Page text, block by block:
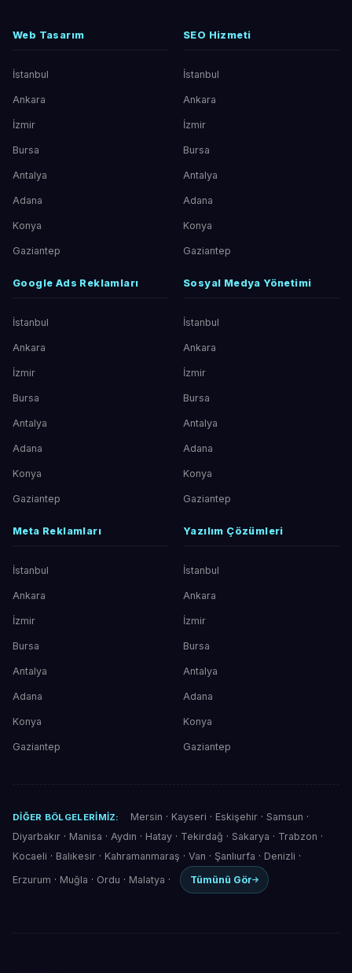
Web Tasarım
İstanbul
Ankara
İzmir
Bursa
Antalya
Adana
Konya
Gaziantep
SEO Hizmeti
İstanbul
Ankara
İzmir
Bursa
Antalya
Adana
Konya
Gaziantep
Google Ads Reklamları
İstanbul
Ankara
İzmir
Bursa
Antalya
Adana
Konya
Gaziantep
Sosyal Medya Yönetimi
İstanbul
Ankara
İzmir
Bursa
Antalya
Adana
Konya
Gaziantep
Meta Reklamları
İstanbul
Ankara
İzmir
Bursa
Antalya
Adana
Konya
Gaziantep
Yazılım Çözümleri
İstanbul
Ankara
İzmir
Bursa
Antalya
Adana
Konya
Gaziantep
DIĞER BÖLGELERIMIZ: Mersin · Kayseri · Eskişehir· Samsun ·
Diyarbakır · Manisa · Aydın · Hatay · Tekirdağ · Sakarya · Trabzon ·
Kocaeli · Balıkesir · Kahramanmaraş · Van · Şanlıurfa · Denizli ·
Erzurum · Muğla · Ordu · Malatya · Tümünü Gör